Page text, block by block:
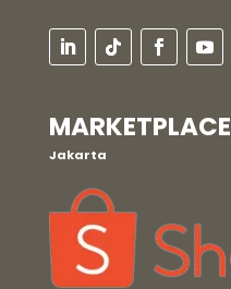
MARKETPLACE
Jakarta